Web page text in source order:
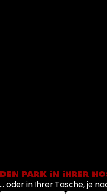
DEN PARK IN IHRER
... oder in Ihrer Tasche, je